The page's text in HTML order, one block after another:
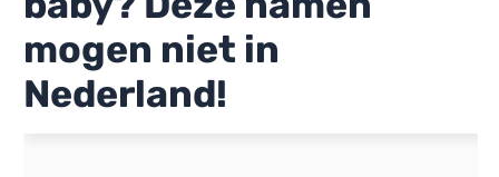
mogen niet in
Nederland!